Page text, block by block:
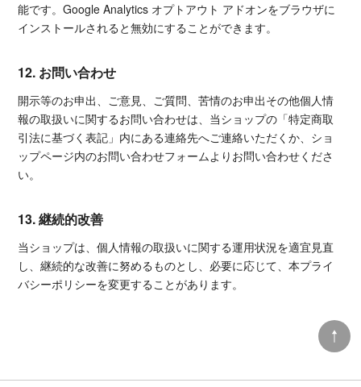
能です。Google Analytics オプトアウト アドオンをブラウザに
インストールされると無効にすることができます。
12. お問い合わせ
開示等のお申出、ご意見、ご質問、苦情のお申出その他個人情
報の取扱いに関するお問い合わせは、当ショップの「特定商取
引法に基づく表記」内にある連絡先へご連絡いただくか、ショ
ップページ内のお問い合わせフォームよりお問い合わせくださ
い。
13. 継続的改善
当ショップは、個人情報の取扱いに関する運用状況を適宜見直
し、継続的な改善に努めるものとし、必要に応じて、本プライ
バシーポリシーを変更することがあります。